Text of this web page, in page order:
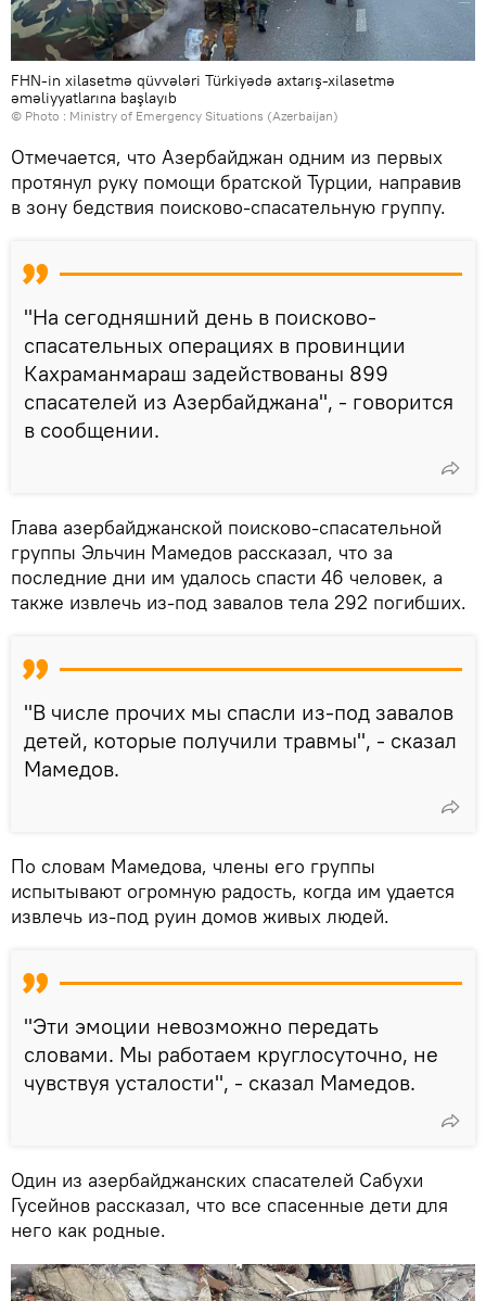
FHN-in xilasetmə qüvvələri Türkiyədə axtarış-xilasetmə
əməliyyatlarına başlayıb
© Photo : Ministry of Emergency Situations (Azerbaijan)
Отмечается, что Азербайджан одним из первых
протянул руку помощи братской Турции, направив
в зону бедствия поисково-спасательную группу.
"На сегодняшний день в поисково-
спасательных операциях в провинции
Кахраманмараш задействованы 899
спасателей из Азербайджана", - говорится
в сообщении.
Глава азербайджанской поисково-спасательной
группы Эльчин Мамедов рассказал, что за
последние дни им удалось спасти 46 человек, а
также извлечь из-под завалов тела 292 погибших.
"В числе прочих мы спасли из-под завалов
детей, которые получили травмы", - сказал
Мамедов.
По словам Мамедова, члены его группы
испытывают огромную радость, когда им удается
извлечь из-под руин домов живых людей.
"Эти эмоции невозможно передать
словами. Мы работаем круглосуточно, не
чувствуя усталости", - сказал Мамедов.
Один из азербайджанских спасателей Сабухи
Гусейнов рассказал, что все спасенные дети для
него как родные.